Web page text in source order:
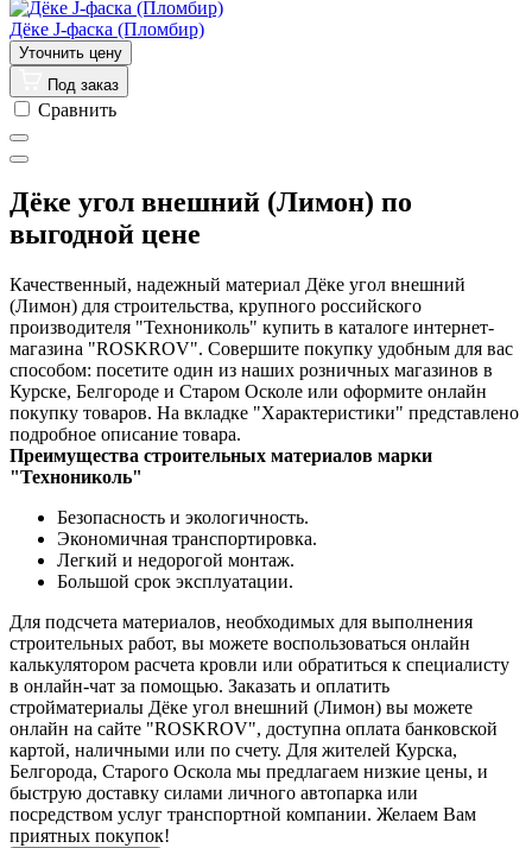
Дёке J-фаска (Пломбир)
Под заказ
Сравнить
Дёке угол внешний (Лимон) по
выгодной цене
Качественный, надежный материал Дёке угол внешний
(Лимон) для строительства, крупного российского
производителя "Технониколь" купить в каталоге интернет-
магазина "ROSKROV". Совершите покупку удобным для вас
способом: посетите один из наших розничных магазинов в
Курске, Белгороде и Старом Осколе или оформите онлайн
покупку товаров. На вкладке "Характеристики" представлено
подробное описание товара.
Преимущества строительных материалов марки
"Технониколь"
Безопасность и экологичность.
Экономичная транспортировка.
Легкий и недорогой монтаж.
Большой срок эксплуатации.
Для подсчета материалов, необходимых для выполнения
строительных работ, вы можете воспользоваться онлайн
калькулятором расчета кровли или обратиться к специалисту
в онлайн-чат за помощью. Заказать и оплатить
стройматериалы Дёке угол внешний (Лимон) вы можете
онлайн на сайте "ROSKROV", доступна оплата банковской
картой, наличными или по счету. Для жителей Курска,
Белгорода, Старого Оскола мы предлагаем низкие цены, и
быструю доставку силами личного автопарка или
посредством услуг транспортной компании. Желаем Вам
приятных покупок!